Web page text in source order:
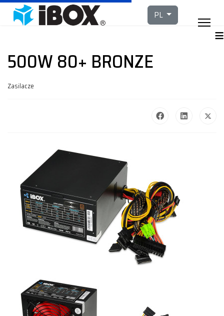
Wybierz swój język
PL
≡
500W 80+ BRONZE
Zasilacze